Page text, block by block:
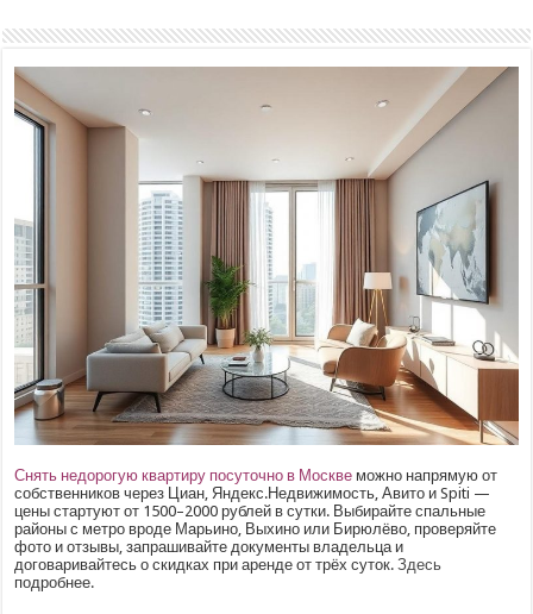
Снять недорогую квартиру посуточно в Москве можно напрямую от
собственников через Циан, Яндекс.Недвижимость, Авито и Spiti —
цены стартуют от 1500–2000 рублей в сутки. Выбирайте спальные
районы с метро вроде Марьино, Выхино или Бирюлёво, проверяйте
фото и отзывы, запрашивайте документы владельца и
договаривайтесь о скидках при аренде от трёх суток.Здесь
подробнее.